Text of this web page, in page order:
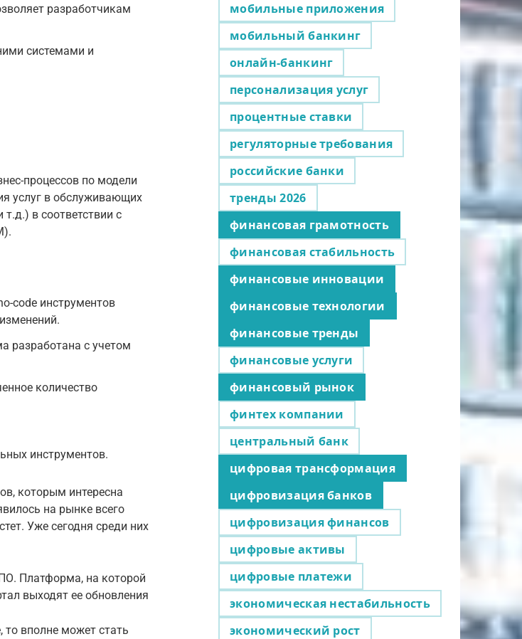
разработчикам
системами и
процессов по модели
услуг в обслуживающих
в соответствии с
code инструментов
разработана с учетом
количество
инструментов.
которым интересна
на рынке всего
Уже сегодня среди них
Платформа, на которой
выходят ее обновления
то вполне может стать
мобильные приложения
мобильный банкинг
онлайн-банкинг
персонализация услуг
процентные ставки
регуляторные требования
российские банки
тренды 2026
финансовая грамотность
финансовая стабильность
финансовые инновации
финансовые технологии
финансовые тренды
финансовые услуги
финансовый рынок
финтех компании
центральный банк
цифровая трансформация
цифровизация банков
цифровизация финансов
цифровые активы
цифровые платежи
экономическая нестабильность
экономический рост